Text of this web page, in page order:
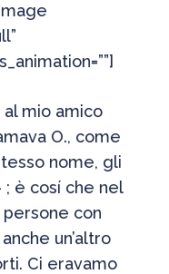
mio amico
O., come
nome, gli
; è cosí che nel
con
un’altro
Ci eravamo